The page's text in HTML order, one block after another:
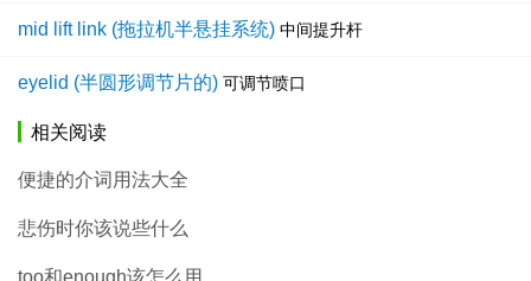
mid lift link (拖拉机半悬挂系统) 中间提升杆
eyelid (半圆形调节片的) 可调节喷口
相关阅读
便捷的介词用法大全
悲伤时你该说些什么